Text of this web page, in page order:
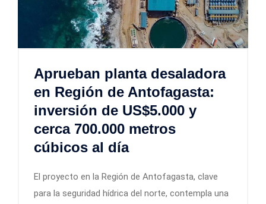
Aprueban planta desaladora
en Región de Antofagasta:
inversión de US$5.000 y
cerca 700.000 metros
cúbicos al día
El proyecto en la Región de Antofagasta, clave
para la seguridad hídrica del norte, contempla una